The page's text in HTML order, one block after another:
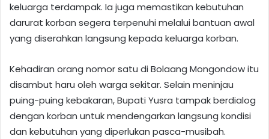
keluarga terdampak. Ia juga memastikan kebutuhan
darurat korban segera terpenuhi melalui bantuan awal
yang diserahkan langsung kepada keluarga korban.
Kehadiran orang nomor satu di Bolaang Mongondow itu
disambut haru oleh warga sekitar. Selain meninjau
puing-puing kebakaran, Bupati Yusra tampak berdialog
dengan korban untuk mendengarkan langsung kondisi
dan kebutuhan yang diperlukan pasca-musibah.